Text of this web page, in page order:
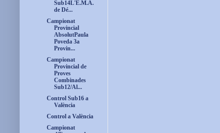
Sub14L'E.M.A.
de Dé...
Campionat
Provincial
AbsolutPaula
Poveda 3a
Provin...
Campionat
Provincial de
Proves
Combinades
Sub12/Al...
Control Sub16 a
València
Control a València
Campionat